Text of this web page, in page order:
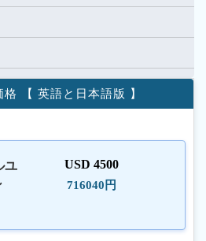
【 英語と日本語版 】
ユ
USD 4500
716040円